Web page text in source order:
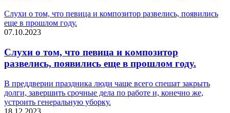
Слухи о том, что певица и композитор развелись, появились
еще в прошлом году.
07.10.2023
Слухи о том, что певица и композитор
развелись, появились еще в прошлом году.
В преддверии праздника люди чаще всего спешат закрыть
долги, завершить срочные дела по работе и, конечно же,
устроить генеральную уборку.
18.12.2023